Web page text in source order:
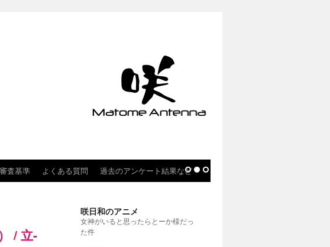
査基準 よくある質問 過去のアンケート結果など
/ 立-
咲日和のアニメ
女神がいると思ったらとーか様だっ
た件